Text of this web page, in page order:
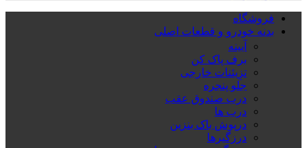
فروشگاه
بدنه خودرو و قطعات اصلی
آیینه
برف پاک کن
تزِیئنات خارجی
جلو پنجره
درب صندوق عقب
درب ها
درپوش باک بنزین
درزگیرها